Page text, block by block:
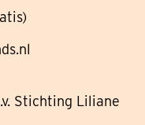
Stichting Liliane